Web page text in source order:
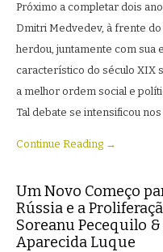
Próximo a completar dois
Dmitri Medvedev, à frente
herdou, juntamente com sua
característico do século XIX
a melhor ordem social e
Tal debate se intensificou nos
Continue Reading →
Um Novo Começo
Rússia e a
Soreanu Pecequilo
Aparecida Luque